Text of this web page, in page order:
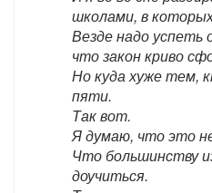
школами, в
Везде надо
что закон криво
Но куда хуже тем,
пяти.
Так вот.
Я думаю, что это
Что большинству
доучиться.